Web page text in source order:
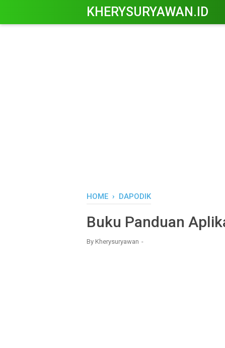
KHERYSURYAWAN.ID
HOME › DAPODIK
Buku Panduan
By Kherysuryawan